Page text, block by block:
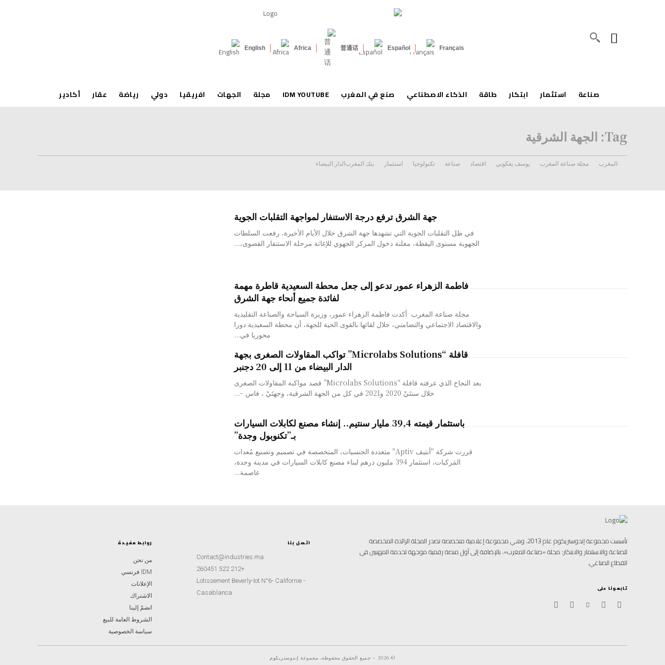
Français
Español
普通话
Africa
English
صناعة استثمار ابتكار طاقة الذكاء الاصطناعي صنع في المغرب IDM YOUTUBE مجلة الجهات افريقيا دولي رياضة عقار أكادير
Tag: الجهة الشرقية
المغرب مجلة صناعة المغرب يوسف يعكوبي اقتصاد صناعة تكنولوجيا استثمار بنك المغربالدار البيضاء
جهة الشرق ترفع درجة الاستنفار لمواجهة التقلبات الجوية
في ظل التقلبات الجوية التي تشهدها جهة الشرق خلال الأيام الأخيرة، رفعت السلطات
الجهوية مستوى اليقظة، معلنة دخول المركز الجهوي للإغاثة مرحلة الاستنفار القصوى،...
فاطمة الزهراء عمور تدعو إلى جعل محطة السعيدية قاطرة مهمة
لفائدة جميع أنحاء جهة الشرق
مجلة صناعة المغرب أكدت فاطمة الزهراء عمور، وزيرة السياحة والصناعة التقليدية
والاقتصاد الاجتماعي والتضامني، خلال لقائها بالقوى الحية للجهة، أن محطة السعيدية دورا
محوريا في...
قافلة “Microlabs Solutions” تواكب المقاولات الصغرى بجهة
الدار البيضاء من 11 إلى 20 دجنبر
بعد النجاح الذي عرفته قافلة “Microlabs Solutions” قصد مواكبة المقاولات الصغرى
خلال سنتَيْ 2020 و2021 في كل من الجهة الشرقية، وجهتَيْ ، فاس –...
باستثمار قيمته 39,4 مليار سنتيم.. إنشاء مصنع لكابلات السيارات
بـ”تكنوبول وجدة”
قررت شركة "أبتيف Aptiv" متعددة الجنسيات، المتخصصة في تصميم وتصنيع مُعدات
المَركبات، استثمار 394 مليون درهم لبناء مصنع كابلات السيارات في مدينة وجدة،
عاصمة...
روابط مفيدة
من نحن
IDM فرنسي
الإعلانات
الاشتراك
انضمّ إلينا
الشروط العامة للبيع
سياسة الخصوصية
اتصل بنا
Contact@industries.ma
+212 522 260451
Lotissement Beverly-lot N°6- Californie -
Casablanca
تأسست مجموعة إندوستريكوم عام 2013، وهي مجموعة إعلامية متخصصة تصدر المجلة الرائدة المخصصة
للصناعة والاستثمار والابتكار: مجلة «صناعة المغرب»، بالإضافة إلى أول منصة رقمية موجهة لخدمة المهنيين في
القطاع الصناعي.
تابعونا على
© 2026 – جميع الحقوق محفوظة، مجموعة إندوستريكوم